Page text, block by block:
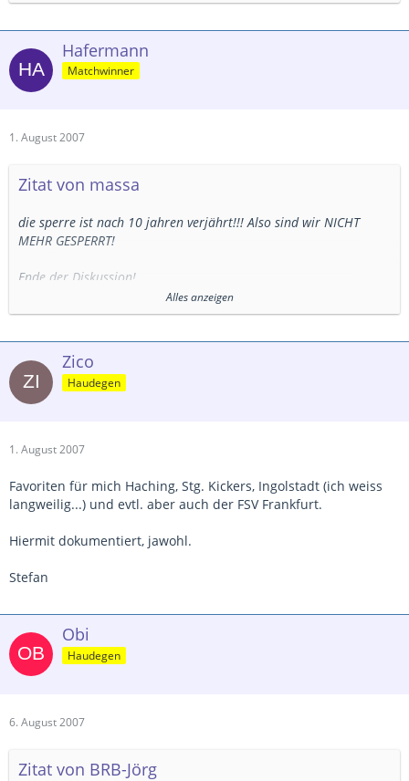
Hafermann
Matchwinner
1. August 2007
Zitat von massa
die sperre ist nach 10 jahren verjährt!!! Also sind wir NICHT
MEHR GESPERRT!
Ende der Diskussion!
Alles anzeigen
Zico
Haudegen
1. August 2007
Favoriten für mich Haching, Stg. Kickers, Ingolstadt (ich weiss
langweilig...) und evtl. aber auch der FSV Frankfurt.
Hiermit dokumentiert, jawohl.
Stefan
Obi
Haudegen
6. August 2007
Zitat von BRB-Jörg